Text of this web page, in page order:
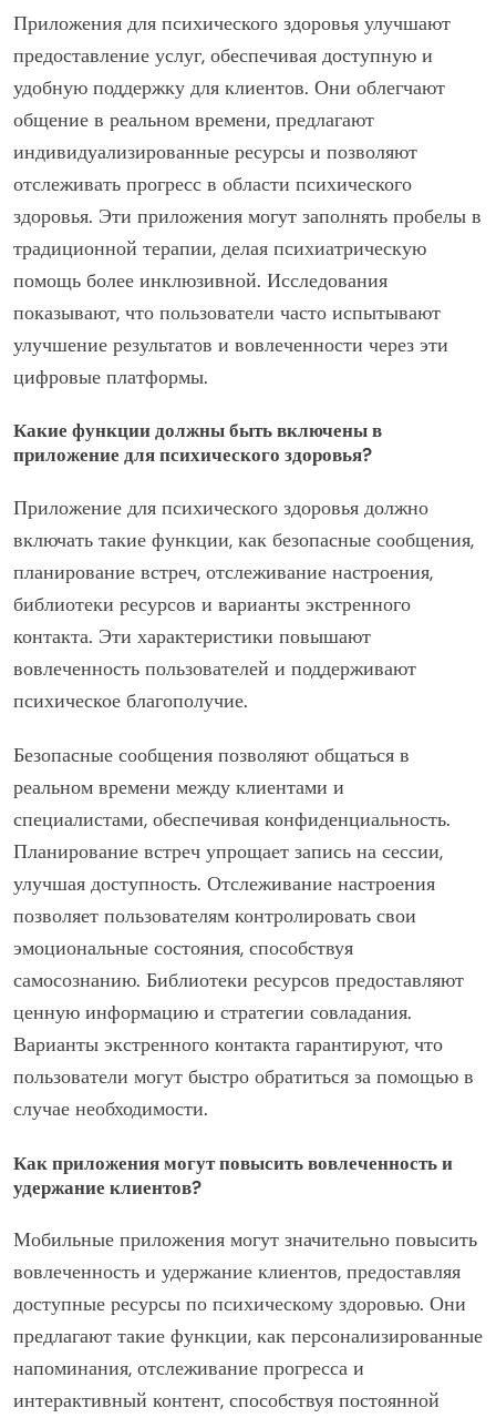
Приложения для психического здоровья улучшают
предоставление услуг, обеспечивая доступную и
удобную поддержку для клиентов. Они облегчают
общение в реальном времени, предлагают
индивидуализированные ресурсы и позволяют
отслеживать прогресс в области психического
здоровья. Эти приложения могут заполнять пробелы в
традиционной терапии, делая психиатрическую
помощь более инклюзивной. Исследования
показывают, что пользователи часто испытывают
улучшение результатов и вовлеченности через эти
цифровые платформы.
Какие функции должны быть включены в
приложение для психического здоровья?
Приложение для психического здоровья должно
включать такие функции, как безопасные сообщения,
планирование встреч, отслеживание настроения,
библиотеки ресурсов и варианты экстренного
контакта. Эти характеристики повышают
вовлеченность пользователей и поддерживают
психическое благополучие.
Безопасные сообщения позволяют общаться в
реальном времени между клиентами и
специалистами, обеспечивая конфиденциальность.
Планирование встреч упрощает запись на сессии,
улучшая доступность. Отслеживание настроения
позволяет пользователям контролировать свои
эмоциональные состояния, способствуя
самосознанию. Библиотеки ресурсов предоставляют
ценную информацию и стратегии совладания.
Варианты экстренного контакта гарантируют, что
пользователи могут быстро обратиться за помощью в
случае необходимости.
Как приложения могут повысить вовлеченность и
удержание клиентов?
Мобильные приложения могут значительно повысить
вовлеченность и удержание клиентов, предоставляя
доступные ресурсы по психическому здоровью. Они
предлагают такие функции, как персонализированные
напоминания, отслеживание прогресса и
интерактивный контент, способствуя постоянной